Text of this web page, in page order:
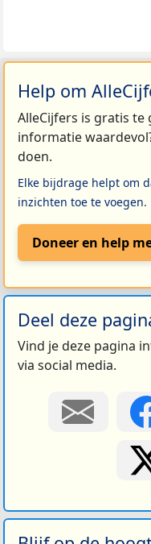
Help om
AlleCijfers is gratis te
informatie
doen.
Elke bijdrage helpt om
inzichten toe te voegen.
Doneer en help
Deel deze
Vind je deze pagina
via social media.